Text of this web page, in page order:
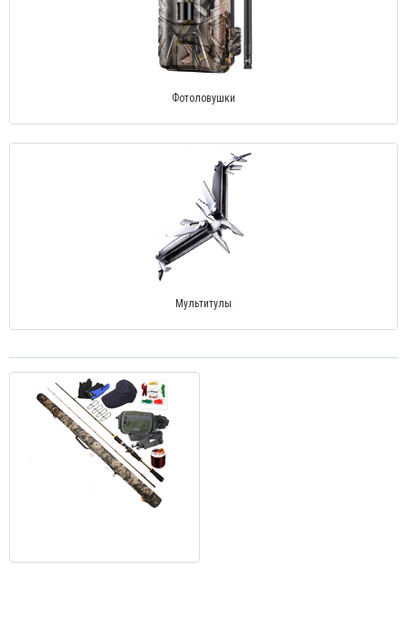
Фотоловушки
Мультитулы